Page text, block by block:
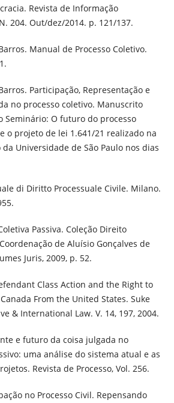
Revista de Informação
204. Out/dez/2014. p. 121/137.
Manual de Processo Coletivo.
Participação, Representação e
no processo coletivo. Manuscrito
Seminário: O futuro do processo
o projeto de lei 1.641/21 realizado na
Universidade de São Paulo nos dias
di Diritto Processuale Civile. Milano.
Passiva. Coleção Direito
de Aluísio Gonçalves de
Juris, 2009, p. 52.
Class Action and the Right to
From the United States. Suke
& International Law. V. 14, 197, 2004.
e futuro da coisa julgada no
uma análise do sistema atual e as
Revista de Processo, Vol. 256.
no Processo Civil. Repensando